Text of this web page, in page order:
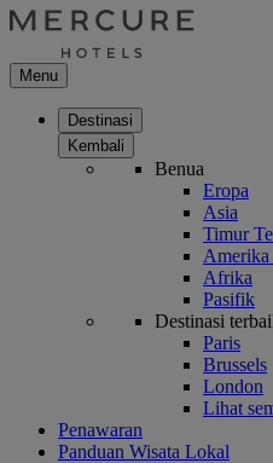
Menu
Destinasi
Kembali
Benua
Eropa
Asia
Timur
Amerika
Afrika
Pasifik
Destinasi
Paris
Brussels
London
Lihat
Penawaran
Panduan Wisata Lokal